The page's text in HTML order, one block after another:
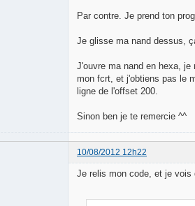
Par contre. Je prend ton
Je glisse ma nand dessus,
J'ouvre ma nand en hexa,
mon fcrt, et j'obtiens pas le
ligne de l'offset 200.
Sinon ben je te remercie ^^
10/08/2012 12h22
Je relis mon code, et je